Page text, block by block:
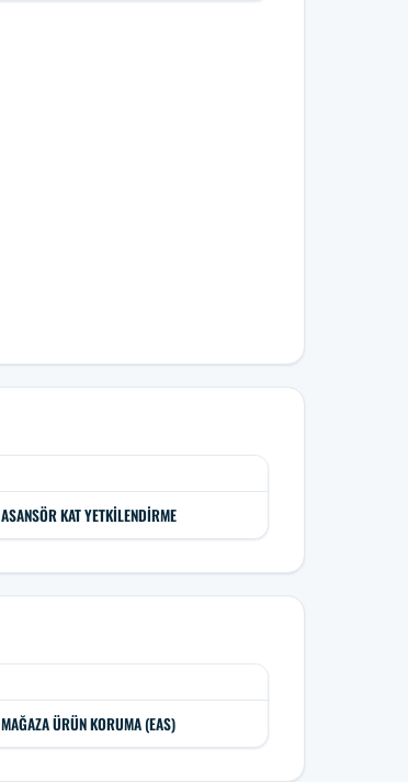
ASANSÖR KAT YETKILENDIRME
MAĞAZA ÜRÜN KORUMA (EAS)